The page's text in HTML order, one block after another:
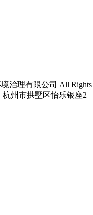
治理有限公司 All Rights
杭州市拱墅区怡乐银座2